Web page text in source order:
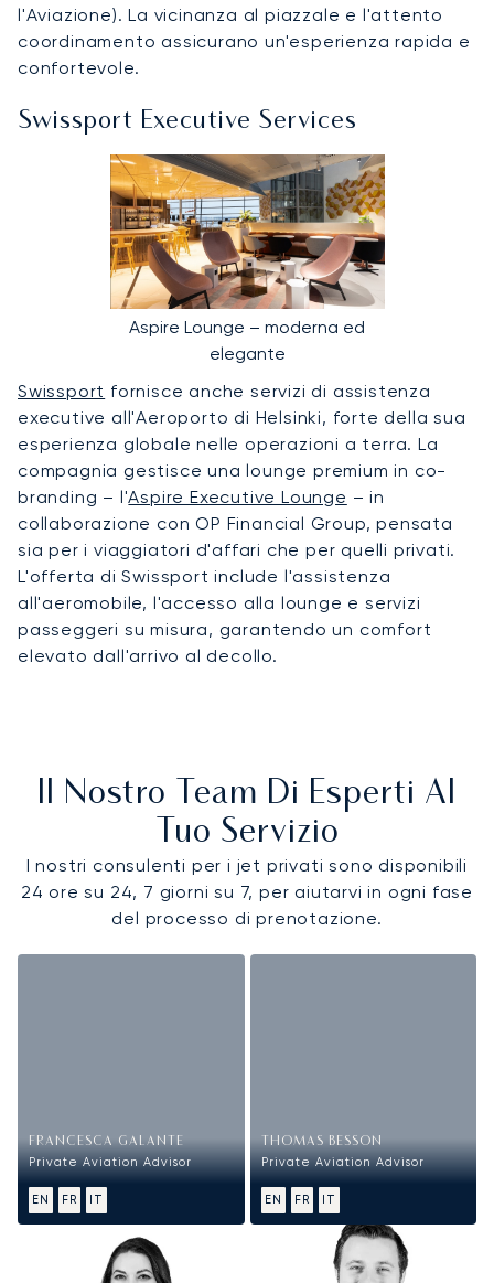
l'Aviazione). La vicinanza al piazzale e l'attento
coordinamento assicurano un'esperienza rapida e
confortevole.
Swissport Executive Services
Aspire Lounge – moderna ed
elegante
Swissport fornisce anche servizi di assistenza
executive all'Aeroporto di Helsinki, forte della sua
esperienza globale nelle operazioni a terra. La
compagnia gestisce una lounge premium in co-
branding – l'Aspire Executive Lounge – in
collaborazione con OP Financial Group, pensata
sia per i viaggiatori d'affari che per quelli privati.
L'offerta di Swissport include l'assistenza
all'aeromobile, l'accesso alla lounge e servizi
passeggeri su misura, garantendo un comfort
elevato dall'arrivo al decollo.
Il Nostro Team Di Esperti Al
Tuo Servizio
I nostri consulenti per i jet privati sono disponibili
24 ore su 24, 7 giorni su 7, per aiutarvi in ogni fase
del processo di prenotazione.
FRANCESCA GALANTE
Private Aviation Advisor
EN FR IT
THOMAS BESSON
Private Aviation Advisor
EN FR IT